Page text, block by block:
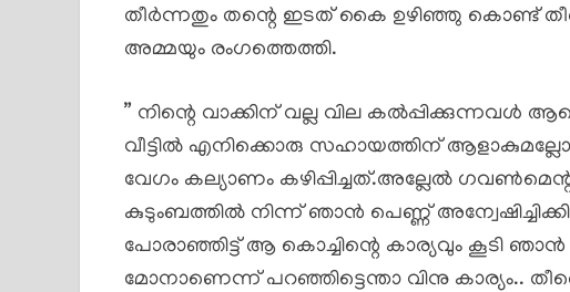
തീർന്നതും തന്റെ ഇടത് കൈ ഉഴിഞ്ഞു കൊണ്ട്
അമ്മയും രംഗത്തെത്തി.
” നിന്റെ വാക്കിന് വല്ല വില
വീട്ടിൽ എനിക്കൊരു സഹായത്തിന്
വേഗം കല്യാണം കഴിപ്പിച്ചത്.അല്ലേൽ
കുടുംബത്തിൽ നിന്ന് ഞാൻ പെണ്ണ്
പോരാഞ്ഞിട്ട് ആ കൊച്ചിന്റെ കാര്യവും കൂടി
മോനാണെന്ന് പറഞ്ഞിട്ടെന്താ വിനു കാര്യം..